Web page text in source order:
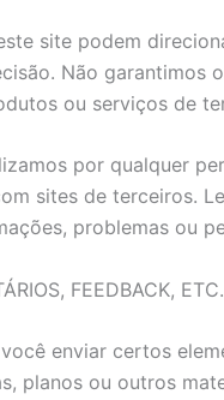
site podem
Não garantimos
ou serviços de
por qualquer
sites de terceiros.
problemas ou
FEEDBACK,
enviar certos
planos ou outros